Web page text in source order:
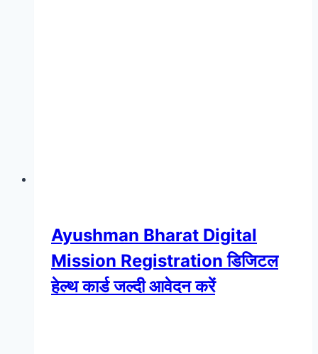
Ayushman Bharat Digital
Mission Registration डिजिटल
हेल्थ कार्ड जल्दी आवेदन करें